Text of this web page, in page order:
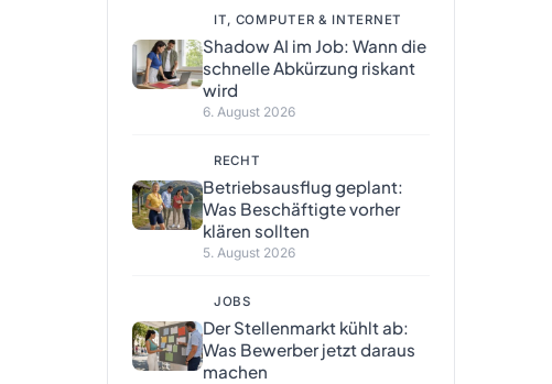
IT, COMPUTER & INTERNET
Shadow AI im Job: Wann die
schnelle Abkürzung riskant
wird
6. August 2026
RECHT
Betriebsausflug geplant:
Was Beschäftigte vorher
klären sollten
5. August 2026
JOBS
Der Stellenmarkt kühlt ab:
Was Bewerber jetzt daraus
machen